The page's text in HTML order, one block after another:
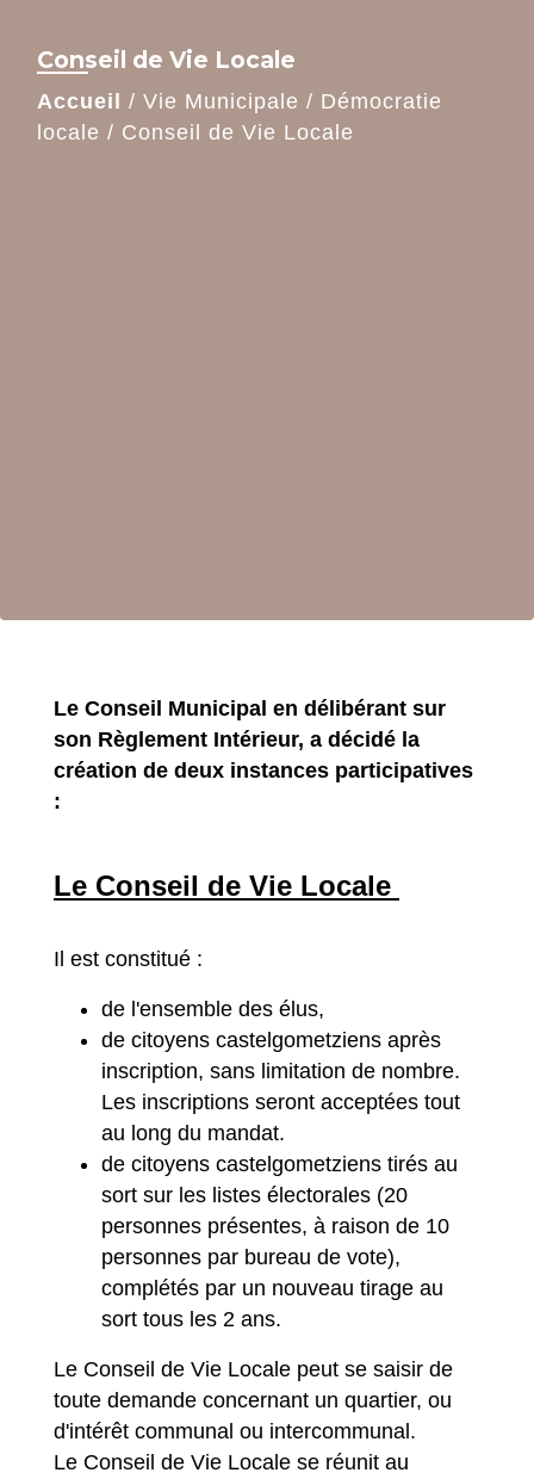
Conseil de Vie Locale
Accueil / Vie Municipale / Démocratie
locale / Conseil de Vie Locale
Le Conseil Municipal en délibérant sur
son Règlement Intérieur, a décidé la
création de deux instances participatives
:
Le Conseil de Vie Locale
Il est constitué :
de l'ensemble des élus,
de citoyens castelgometziens après
inscription, sans limitation de nombre.
Les inscriptions seront acceptées tout
au long du mandat.
de citoyens castelgometziens tirés au
sort sur les listes électorales (20
personnes présentes, à raison de 10
personnes par bureau de vote),
complétés par un nouveau tirage au
sort tous les 2 ans.
Le Conseil de Vie Locale peut se saisir de
toute demande concernant un quartier, ou
d'intérêt communal ou intercommunal.
Le Conseil de Vie Locale se réunit au